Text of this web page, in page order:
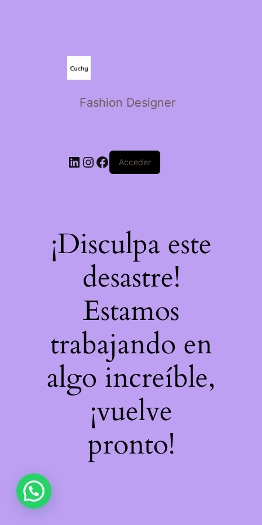
Fashion Designer
Acceder
¡Disculpa este
desastre!
Estamos
trabajando en
algo increíble,
¡vuelve
pronto!